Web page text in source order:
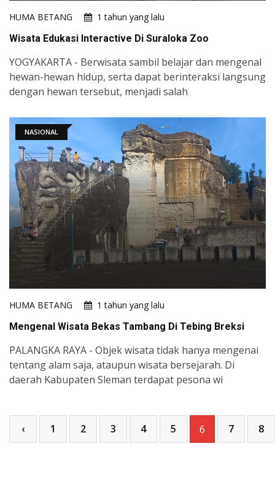
HUMA BETANG
1 tahun yang lalu
Wisata Edukasi Interactive Di Suraloka Zoo
YOGYAKARTA - Berwisata sambil belajar dan mengenal
hewan-hewan hidup, serta dapat berinteraksi langsung
dengan hewan tersebut, menjadi salah
NASIONAL
HUMA BETANG
1 tahun yang lalu
Mengenal Wisata Bekas Tambang Di Tebing Breksi
PALANGKA RAYA - Objek wisata tidak hanya mengenai
tentang alam saja, ataupun wisata bersejarah. Di
daerah Kabupaten Sleman terdapat pesona wi
‹ 1 2 3 4 5 6 7 8